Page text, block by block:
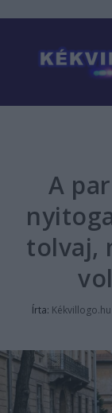
A
tolvaj,
Írta: Kékvillogo.hu